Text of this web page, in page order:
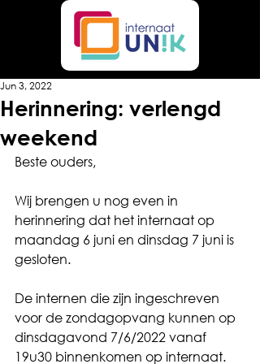
Herinnering: verlengd
weekend
Jun 3, 2022
Beste ouders,
Wij brengen u nog even in
herinnering dat het internaat op
maandag 6 juni en dinsdag 7 juni is
gesloten.
De internen die zijn ingeschreven
voor de zondagopvang kunnen op
dinsdagavond 7/6/2022 vanaf
19u30 binnenkomen op internaat.